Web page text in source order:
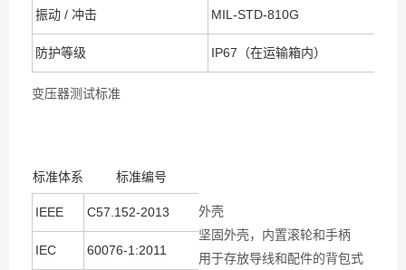
振动 / 冲击 MIL-STD-810G
防护等级 IP67（在运输箱内）
变压器测试标准
标准体系 标准编号
IEEE C57.152-2013
IEC 60076-1:2011
外壳
坚固外壳，内置滚轮和手柄
用于存放导线和配件的背包式